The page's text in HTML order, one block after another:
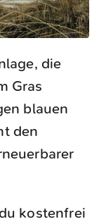
die
Gras
blauen
den
kostenfrei